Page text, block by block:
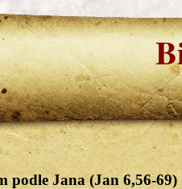
podle Jana (Jan 6,56-69)